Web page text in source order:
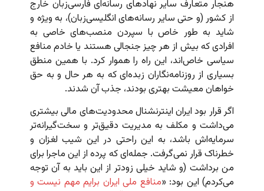
هنجار متعارف سایر نهادهای رسانه‌ای فارسی‌زبان خارج
از کشور (و حتی سایر رسانه‌های انگلیسی‌زبان)، به ویژه و
شاید به طور خاص با سپردن منصب‌های خاصی به
افرادی که بیش از هر چیز جنجالی هستند یا خادم منافع
سیاسی خاص‌اند، این راه را هموار کرد. با همین منطق
بسیاری از روزنامه‌نگاران زبده‌ای که به هر حال و به حق
خواهان معیشت بهتری بودند، جذب آن شدند.
اگر قرار بود ایران اینترنشنال محدودیت‌های مالی بیشتری
می‌داشت و مکلف به مدیریت دقیق‌تر و سخت‌گیرانه‌تر
سرمایه‌اش باشد، به این راحتی در این شیب لغزان و
خطرناک قرار نمی‌گرفت. جمله‌ای که پرده از این ماجرا برای
من برداشت (و شاید خیلی زودتر از این باید به آن توجه
می‌کردم) این بود: «منافع ملی ایران برایم مهم نیست و